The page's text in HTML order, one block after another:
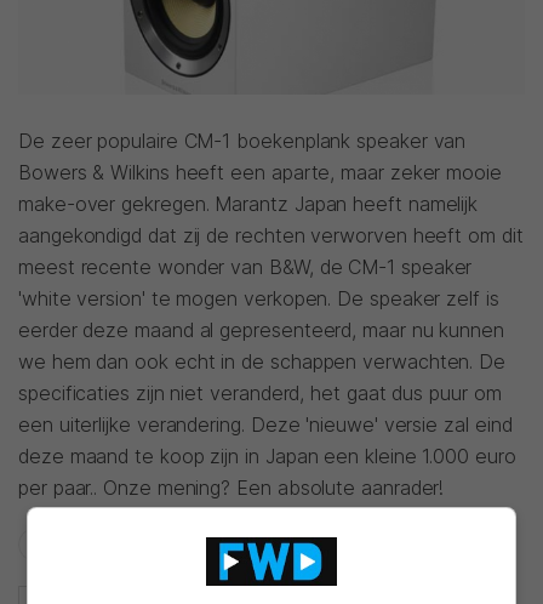
De zeer populaire CM-1 boekenplank speaker van
Bowers & Wilkins heeft een aparte, maar zeker mooie
make-over gekregen. Marantz Japan heeft namelijk
aangekondigd dat zij de rechten verworven heeft om dit
meest recente wonder van B&W, de CM-1 speaker
'white version' te mogen verkopen. De speaker zelf is
eerder deze maand al gepresenteerd, maar nu kunnen
we hem dan ook echt in de schappen verwachten. De
specificaties zijn niet veranderd, het gaat dus puur om
een uiterlijke verandering. Deze 'nieuwe' versie zal eind
deze maand te koop zijn in Japan een kleine 1.000 euro
per paar.. Onze mening? Een absolute aanrader!
B&W